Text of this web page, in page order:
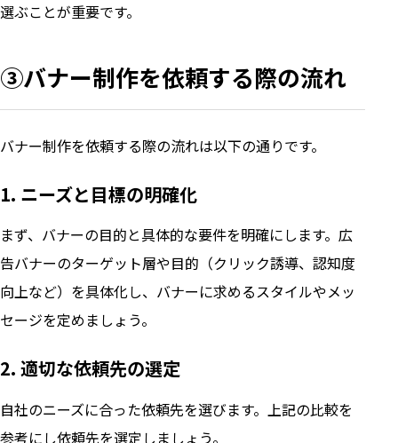
選ぶことが重要です。
③バナー制作を依頼する際の流れ
バナー制作を依頼する際の流れは以下の通りです。
1. ニーズと目標の明確化
まず、バナーの目的と具体的な要件を明確にします。広
告バナーのターゲット層や目的（クリック誘導、認知度
向上など）を具体化し、バナーに求めるスタイルやメッ
セージを定めましょう。
2. 適切な依頼先の選定
自社のニーズに合った依頼先を選びます。上記の比較を
参考にし依頼先を選定しましょう。